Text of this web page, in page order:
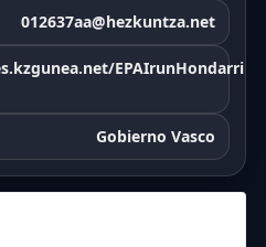
012637aa@hezkuntza.net
Gobierno Vasco